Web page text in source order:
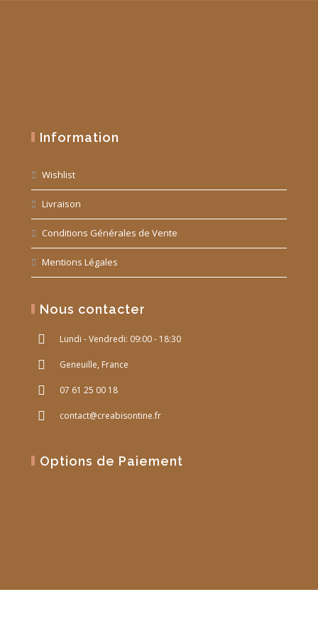
Information
Wishlist
Livraison
Conditions Générales de Vente
Mentions Légales
Nous contacter
Lundi - Vendredi: 09:00 - 18:30
Geneuille, France
07 61 25 00 18
contact@creabisontine.fr
Options de Paiement